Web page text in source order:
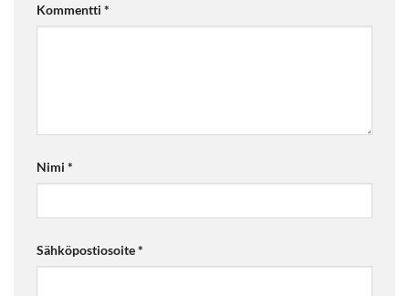
Kommentti *
Nimi *
Sähköpostiosoite*